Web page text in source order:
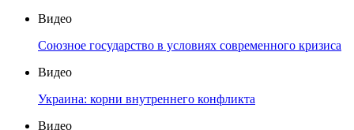
Видео
Союзное государство в условиях современного кризиса
Видео
Украина: корни внутреннего конфликта
Видео